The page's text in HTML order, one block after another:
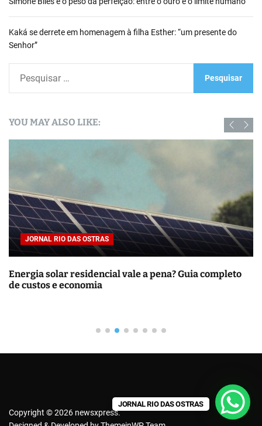
Kaká se derrete em homenagem à filha Esther: “um presente do
Senhor”
u
i
r
p
o
r
YOU MAY ALSO LIKE:
JORNAL RIO DAS OSTRAS
Energia solar residencial vale a pena? Guia completo
de custos e economia
Copyright © 2026 newsxpress.
JORNAL RIO DAS OSTRAS